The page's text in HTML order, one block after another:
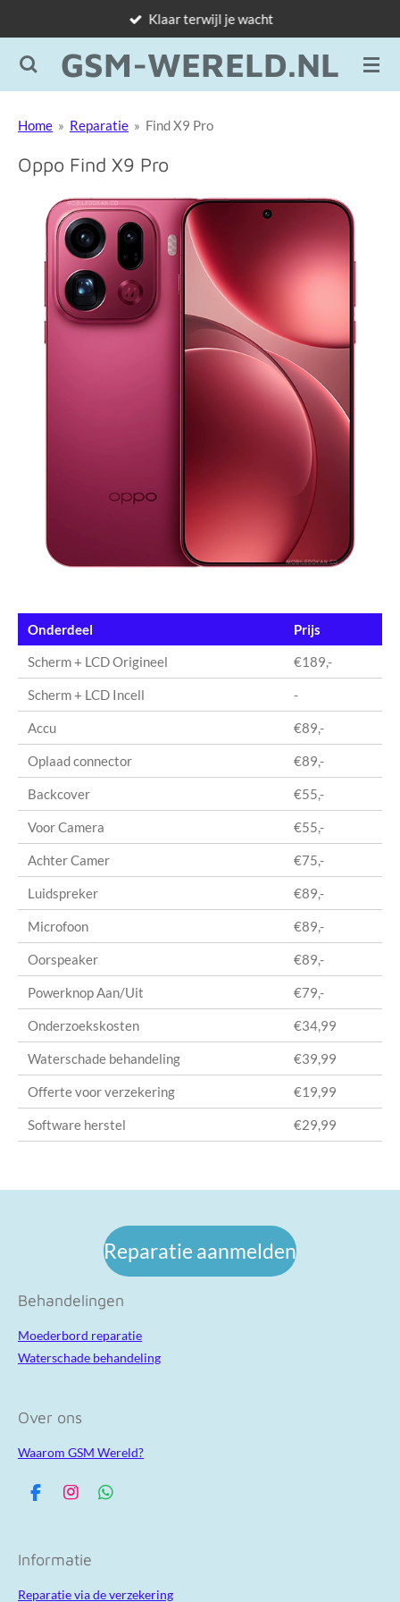
naar
de
GSM-WERELD.NL
Klaar terwijl je wacht
Home » Reparatie » Find X9 Pro
Oppo Find X9 Pro
Onderdeel
Prijs
Scherm + LCD Origineel
€189,-
Scherm + LCD Incell -
Accu €89,-
Oplaad connector €89,-
Backcover €55,-
Voor Camera €55,-
Achter Camer €75,-
Luidspreker €89,-
Microfoon €89,-
Oorspeaker €89,-
Powerknop Aan/Uit €79,-
Onderzoekskosten €34,99
Waterschade behandeling €39,99
Offerte voor verzekering €19,99
Software herstel €29,99
Reparatie aanmelden
Behandelingen
Moederbord reparatie
Waterschade behandeling
Over ons
Waarom GSM Wereld?
F
b
o
I
a
r
W
p
Informatie
Reparatie via de verzekering